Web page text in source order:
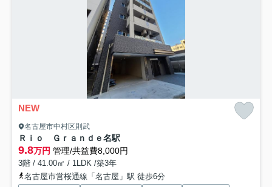
NEW
名古屋市中村区則武
Ｒｉｏ Ｇｒａｎｄｅ名駅
9.8万円 管理/共益費8,000円
3階 / 41.00㎡ / 1LDK /築3年
名古屋市営桜通線「名古屋」駅 徒歩6分